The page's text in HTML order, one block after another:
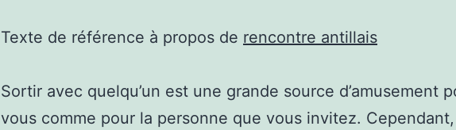
Texte de référence à propos de rencontre antillais
Sortir avec quelqu’un est une grande source d’amusement
vous comme pour la personne que vous invitez.